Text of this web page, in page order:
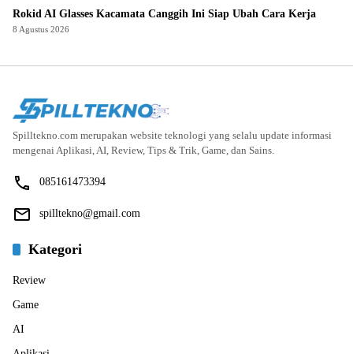
Rokid AI Glasses Kacamata Canggih Ini Siap Ubah Cara Kerja
8 Agustus 2026
Spilltekno.com merupakan website teknologi yang selalu update informasi
mengenai Aplikasi, AI, Review, Tips & Trik, Game, dan Sains.
085161473394
spilltekno@gmail.com
Kategori
Review
Game
AI